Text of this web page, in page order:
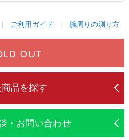
ご利用ガイド | 腕周りの測り方
OUT
品を探す
・お問い合わせ